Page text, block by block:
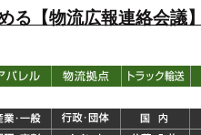
る【物流広報連絡会議